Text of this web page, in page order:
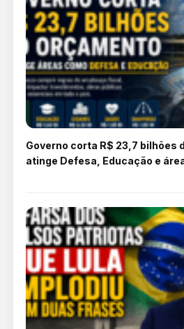
Governo corta R$ 23,7 bilhões
atinge Defesa, Educação e